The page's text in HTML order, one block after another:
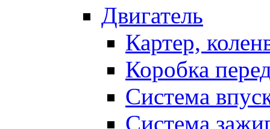
Двигатель
Картер,
Коробка
Система
Система